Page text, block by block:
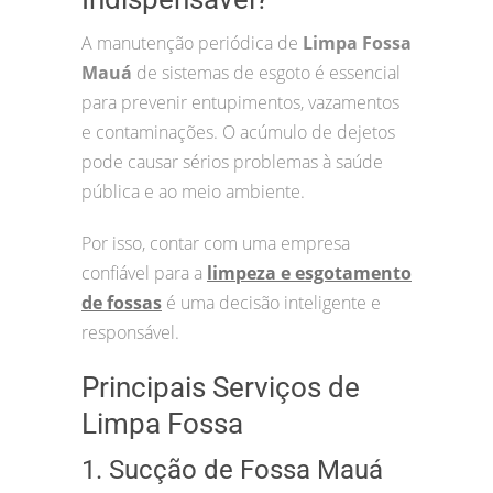
A manutenção periódica de Limpa Fossa
Mauá de sistemas de esgoto é essencial
para prevenir entupimentos, vazamentos
e contaminações. O acúmulo de dejetos
pode causar sérios problemas à saúde
pública e ao meio ambiente.
Por isso, contar com uma empresa
confiável para a limpeza e esgotamento
de fossas é uma decisão inteligente e
responsável.
Principais Serviços de
Limpa Fossa
1. Sucção de Fossa Mauá